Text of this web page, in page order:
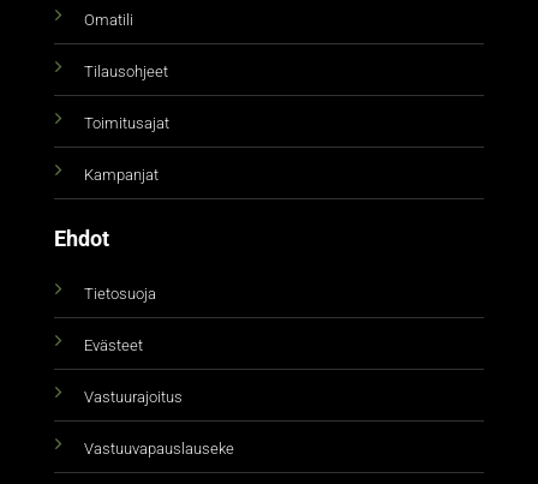
Omatili
Tilausohjeet
Toimitusajat
Kampanjat
Ehdot
Tietosuoja
Evästeet
Vastuurajoitus
Vastuuvapauslauseke